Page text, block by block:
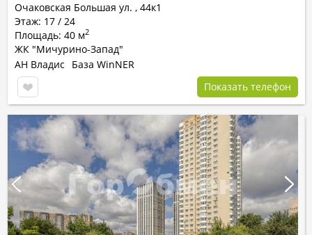
Очаковская Большая ул. , 44к1
Этаж: 17 / 24
Площадь: 40 м2
ЖК "Мичурино-Запад"
АН Владис
База WinNER
Показать телефон